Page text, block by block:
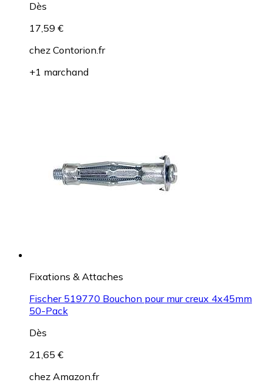
Dès
17,59 €
chez Contorion.fr
+1 marchand
Fixations & Attaches
Fischer 519770 Bouchon pour mur creux 4x45mm
50-Pack
Dès
21,65 €
chez Amazon.fr